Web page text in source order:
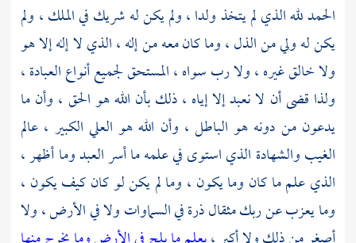
الحمد لله الذي لم يتخذ ولدا ، ولم يكن له شريك في الملك ، ولم
يكن له ولي من الذل ، وما كان معه من إله ، الذي لا إله إلا هو
ولا خالق غيره ، ولا رب سواه ، المستحق لجميع أنواع العبادة ،
ولذا قضى أن لا نعبد إلا إياه ، ذلك بأن الله هو الحق ، وأن ما
يدعون من دونه هو الباطل ، وأن الله هو العلي الكبير ، عالم
الغيب والشهادة الذي استوى في علمه ما أسر العبد وما أظهر ،
الذي علم ما كان وما يكون ، وما لم يكن لو كان كيف يكون ،
وما يعزب عن ربك مثقال ذرة في السماوات ولا في الأرض ، ولا